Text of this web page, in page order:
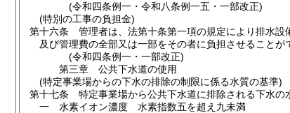
(令和四条例一・令和八条例一五・一部改正)
(特別の工事の負担金)
第十六条
管理者は、法第十条第一項の規定により排水
及び管理費の全部又は一部をその者に負担させることが
(令和四条例一・一部改正)
第三章
公共下水道の使用
(特定事業場からの下水の排除の制限に係る水質の基準)
第十七条
特定事業場から公共下水道に排除される下水の
一
水素イオン濃度 水素指数五を超え九未満